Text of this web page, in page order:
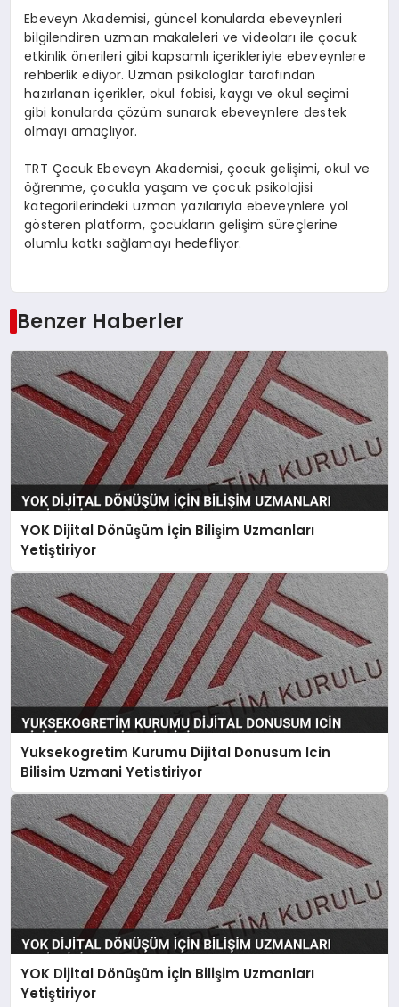
Ebeveyn Akademisi, güncel konularda ebeveynleri
bilgilendiren uzman makaleleri ve videoları ile çocuk
etkinlik önerileri gibi kapsamlı içerikleriyle ebeveynlere
rehberlik ediyor. Uzman psikologlar tarafından
hazırlanan içerikler, okul fobisi, kaygı ve okul seçimi
gibi konularda çözüm sunarak ebeveynlere destek
olmayı amaçlıyor.
TRT Çocuk Ebeveyn Akademisi, çocuk gelişimi, okul ve
öğrenme, çocukla yaşam ve çocuk psikolojisi
kategorilerindeki uzman yazılarıyla ebeveynlere yol
gösteren platform, çocukların gelişim süreçlerine
olumlu katkı sağlamayı hedefliyor.
Benzer Haberler
YOK Dijital Dönüşüm İçin Bilişim Uzmanları
Yetiştiriyor
Yuksekogretim Kurumu Dijital Donusum Icin
Bilisim Uzmani Yetistiriyor
YOK Dijital Dönüşüm İçin Bilişim Uzmanları
Yetiştiriyor